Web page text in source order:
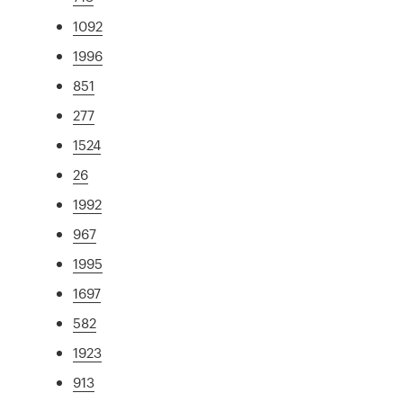
1092
1996
851
277
1524
26
1992
967
1995
1697
582
1923
913